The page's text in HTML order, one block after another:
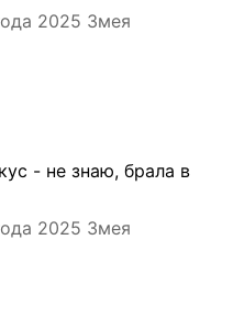
2025 Змея
- не знаю, брала в
2025 Змея